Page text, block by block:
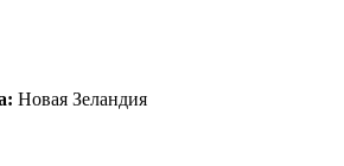
Новая Зеландия